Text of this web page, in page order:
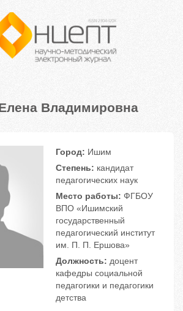
Владимировна
Город: Ишим
Степень: кандидат
педагогических наук
Место работы: ФГБОУ
ВПО «Ишимский
государственный
педагогический институт
им. П. П. Ершова»
Должность: доцент
кафедры социальной
педагогики и педагогики
детства